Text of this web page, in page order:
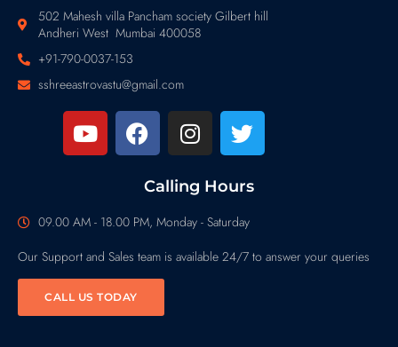
502 Mahesh villa Pancham society Gilbert hill
Andheri West Mumbai 400058
+91-790-0037-153
sshreeastrovastu@gmail.com
Calling Hours
09.00 AM - 18.00 PM, Monday - Saturday
Our Support and Sales team is available 24/7 to answer your queries
CALL US TODAY